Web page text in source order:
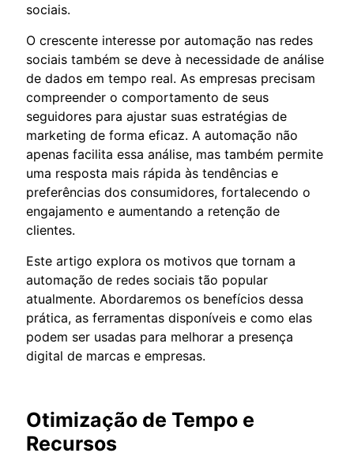
sociais.
O crescente interesse por automação nas redes
sociais também se deve à necessidade de análise
de dados em tempo real. As empresas precisam
compreender o comportamento de seus
seguidores para ajustar suas estratégias de
marketing de forma eficaz. A automação não
apenas facilita essa análise, mas também permite
uma resposta mais rápida às tendências e
preferências dos consumidores, fortalecendo o
engajamento e aumentando a retenção de
clientes.
Este artigo explora os motivos que tornam a
automação de redes sociais tão popular
atualmente. Abordaremos os benefícios dessa
prática, as ferramentas disponíveis e como elas
podem ser usadas para melhorar a presença
digital de marcas e empresas.
Otimização de Tempo e
Recursos